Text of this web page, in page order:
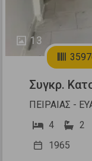
13
Συγκρ.
ΠΕΙΡΑΙΑΣ -
4
2
1965